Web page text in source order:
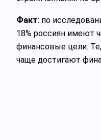
Факт: по
18% россиян имеют
финансовые цели.
чаще достигают